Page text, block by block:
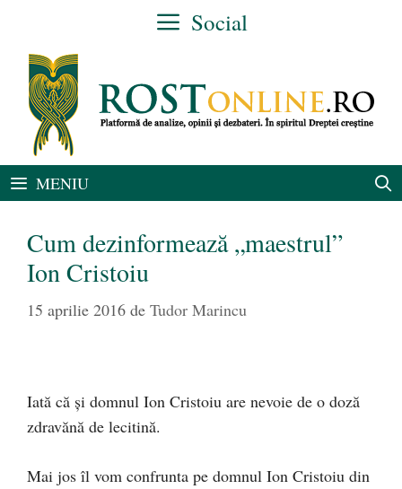
conținut
Social
MENIU
Cum dezinformează „maestrul”
Ion Cristoiu
15 aprilie 2016 de Tudor Marincu
Iată că și domnul Ion Cristoiu are nevoie de o doză
zdravănă de lecitină.
Mai jos îl vom confrunta pe domnul Ion Cristoiu din